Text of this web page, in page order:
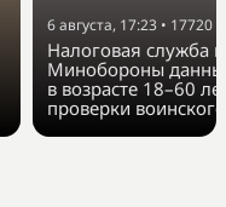
6 августа, 17:23 • 17720
Налоговая служба
Минобороны
в возрасте 18–60
проверки